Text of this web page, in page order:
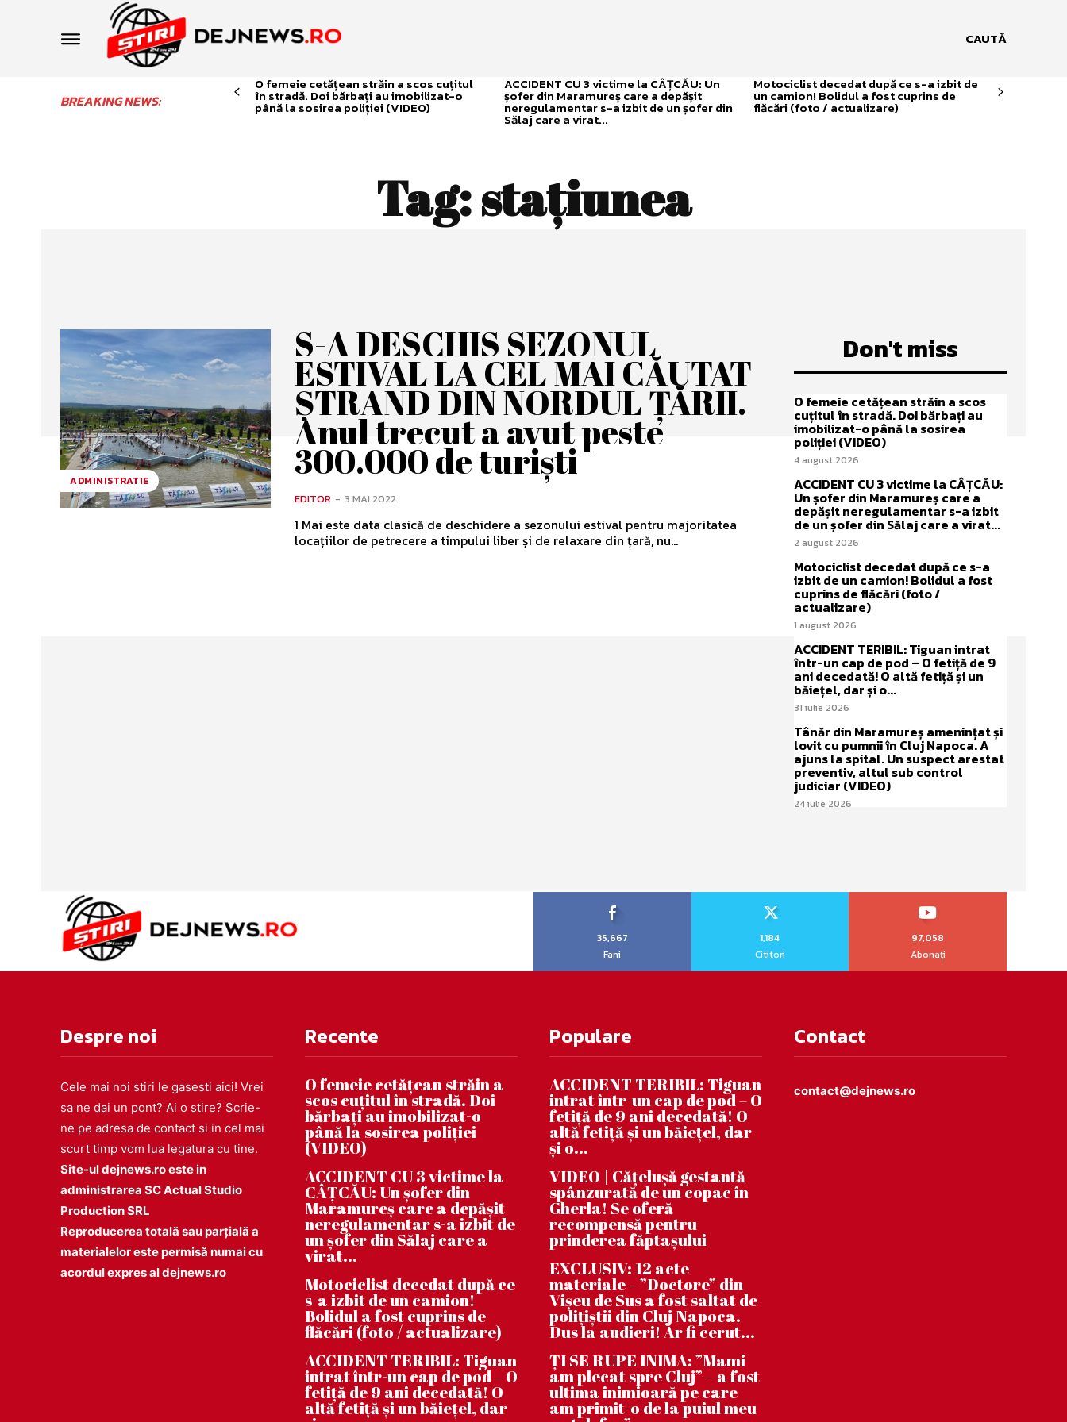
CAUTĂ
BREAKING NEWS:
O femeie cetățean străin a scos cuțitul
în stradă. Doi bărbați au imobilizat-o
până la sosirea poliției (VIDEO)
ACCIDENT CU 3 victime la CÂȚCĂU: Un
șofer din Maramureș care a depășit
neregulamentar s-a izbit de un șofer din
Sălaj care a virat...
Motociclist decedat după ce s-a izbit de
un camion! Bolidul a fost cuprins de
flăcări (foto / actualizare)
Tag:stațiunea
ADMINISTRATIE
S-A DESCHIS SEZONUL
ESTIVAL LA CEL MAI CĂUTAT
ȘTRAND DIN NORDUL ȚĂRII.
Anul trecut a avut peste
300.000 de turiști
EDITOR - 3 MAI 2022
1 Mai este data clasică de deschidere a sezonului estival pentru majoritatea
locațiilor de petrecere a timpului liber și de relaxare din țară, nu...
Don't miss
O femeie cetățean străin a scos
cuțitul în stradă. Doi bărbați au
imobilizat-o până la sosirea
poliției (VIDEO)
4 august 2026
ACCIDENT CU 3 victime la CÂȚCĂU:
Un șofer din Maramureș care a
depășit neregulamentar s-a izbit
de un șofer din Sălaj care a virat...
2 august 2026
Motociclist decedat după ce s-a
izbit de un camion! Bolidul a fost
cuprins de flăcări (foto /
actualizare)
1 august 2026
ACCIDENT TERIBIL: Tiguan intrat
într-un cap de pod – O fetiță de 9
ani decedată! O altă fetiță și un
băiețel, dar și o...
31 iulie 2026
Tânăr din Maramureș amenințat și
lovit cu pumnii în Cluj Napoca. A
ajuns la spital. Un suspect arestat
preventiv, altul sub control
judiciar (VIDEO)
24 iulie 2026
35,667
Fani
1,184
Cititori
97,058
Abonați
Despre noi
Cele mai noi stiri le gasesti aici! Vrei
sa ne dai un pont? Ai o stire? Scrie-
ne pe adresa de contact si in cel mai
scurt timp vom lua legatura cu tine.
Site-ul dejnews.ro este in
administrarea SC Actual Studio
Production SRL
Reproducerea totală sau parțială a
materialelor este permisă numai cu
acordul expres al dejnews.ro
Recente
O femeie cetățean străin a
scos cuțitul în stradă. Doi
bărbați au imobilizat-o
până la sosirea poliției
(VIDEO)
ACCIDENT CU 3 victime la
CÂȚCĂU: Un șofer din
Maramureș care a depășit
neregulamentar s-a izbit de
un șofer din Sălaj care a
virat...
Motociclist decedat după ce
s-a izbit de un camion!
Bolidul a fost cuprins de
flăcări (foto / actualizare)
ACCIDENT TERIBIL: Tiguan
intrat într-un cap de pod – O
fetiță de 9 ani decedată! O
altă fetiță și un băiețel, dar
Populare
ACCIDENT TERIBIL: Tiguan
intrat într-un cap de pod – O
fetiță de 9 ani decedată! O
altă fetiță și un băiețel, dar
și o...
VIDEO | Căţeluşă gestantă
spânzurată de un copac în
Gherla! Se oferă
recompensă pentru
prinderea făptaşului
EXCLUSIV: 12 acte
materiale – ”Doctore” din
Vișeu de Sus a fost saltat de
polițiștii din Cluj Napoca.
Dus la audieri! Ar fi cerut...
ȚI SE RUPE INIMA: ”Mami
am plecat spre Cluj” – a fost
ultima inimioară pe care
am primit-o de la puiul meu
Contact
contact@dejnews.ro